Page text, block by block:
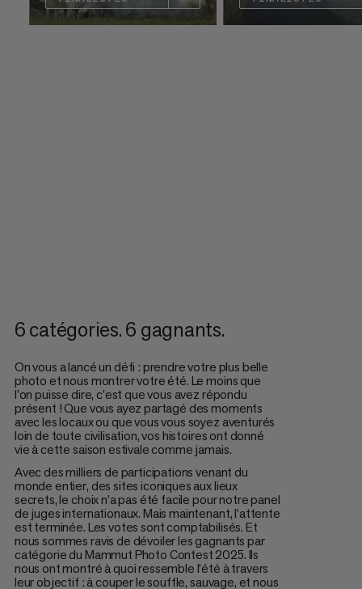
6 catégories. 6 gagnants.
On vous a lancé un défi : prendre votre plus belle
photo et nous montrer votre été. Le moins que
l'on puisse dire, c'est que vous avez répondu
présent ! Que vous ayez partagé des moments
avec les locaux ou que vous vous soyez aventurés
loin de toute civilisation, vos histoires ont donné
vie à cette saison estivale comme jamais.
Avec des milliers de participations venant du
monde entier, des sites iconiques aux lieux
secrets, le choix n’a pas été facile pour notre panel
de juges internationaux. Mais maintenant, l’attente
est terminée. Les votes sont comptabilisés. Et
nous sommes ravis de dévoiler les gagnants par
catégorie du Mammut Photo Contest 2025. Ils
nous ont montré à quoi ressemble l’été à travers
leur objectif : à couper le souffle, sauvage, et nous